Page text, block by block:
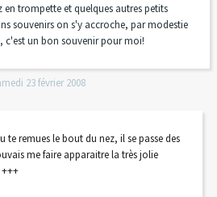
en trompette et quelques autres petits
souvenirs on s'y accroche, par modestie
un bon souvenir pour moi!
23février 2008
te remues le bout du nez, il se passe des
me faire apparaitre la très jolie